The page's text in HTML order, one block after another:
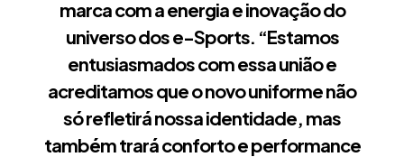
marca com a energia e inovação do
universo dos e-Sports. “Estamos
entusiasmados com essa união e
acreditamos que o novo uniforme não
só refletirá nossa identidade, mas
também trará conforto e performance